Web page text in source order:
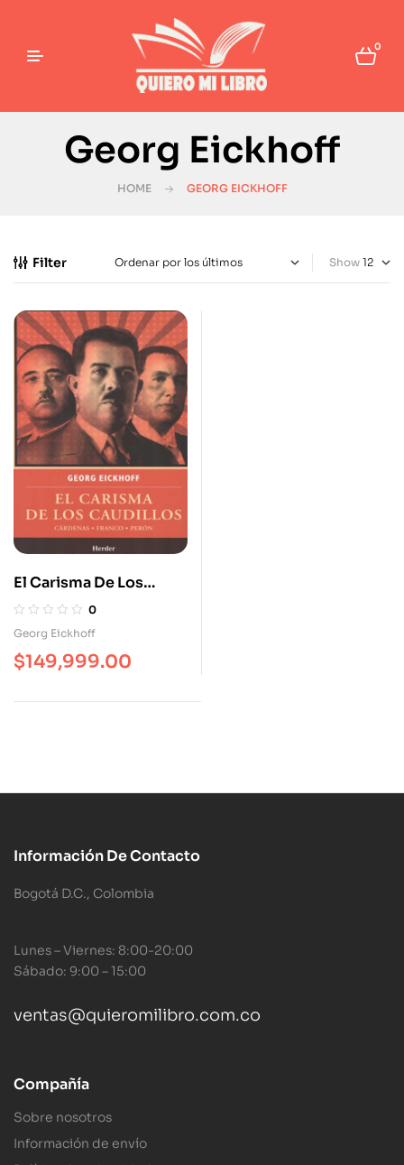
0
Georg Eickhoff
HOME GEORG EICKHOFF
Filter Show
El Carisma De Los
Caudillos. Cárdenas,
Franco, Perón
0
Georg Eickhoff
$149,999.00
Información De Contacto
Bogotá D.C., Colombia
Lunes – Viernes: 8:00-20:00
Sábado: 9:00 – 15:00
ventas@quieromilibro.com.co
Compañía
Sobre nosotros
Información de envío